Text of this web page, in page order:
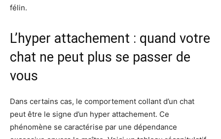
félin.
L’hyper attachement : quand votre
chat ne peut plus se passer de
vous
Dans certains cas, le comportement collant d’un chat
peut être le signe d’un hyper attachement. Ce
phénomène se caractérise par une dépendance